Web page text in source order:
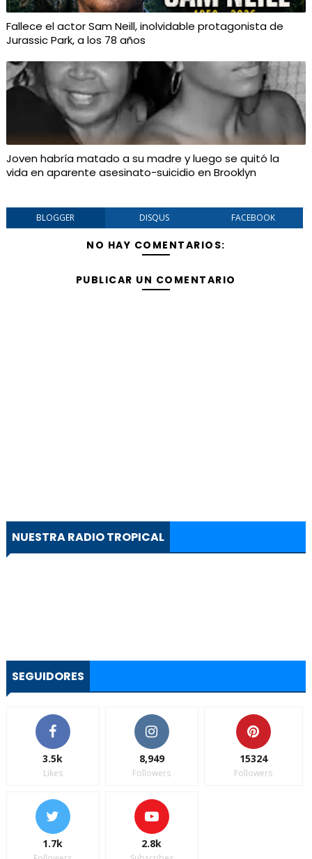
Fallece el actor Sam Neill, inolvidable protagonista de
Jurassic Park, a los 78 años
Joven habría matado a su madre y luego se quitó la
vida en aparente asesinato-suicidio en Brooklyn
BLOGGER DISQUS FACEBOOK
NO HAY COMENTARIOS:
PUBLICAR UN COMENTARIO
NUESTRA RADIO TROPICAL
SEGUIDORES
3.5k
Likes
8,949
Followers
15324
Followers
1.7k 2.8k